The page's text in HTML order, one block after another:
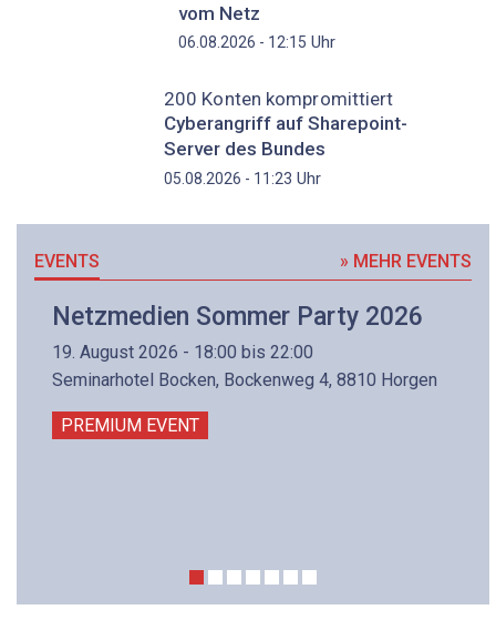
vom Netz
06.08.2026 - 12:15 Uhr
200 Konten kompromittiert
Cyberangriff auf Sharepoint-
Server des Bundes
05.08.2026 - 11:23 Uhr
EVENTS » MEHR EVENTS
Netzmedien Sommer Party 2026
19. August 2026 - 18:00 bis 22:00
Seminarhotel Bocken, Bockenweg 4, 8810 Horgen
PREMIUM EVENT